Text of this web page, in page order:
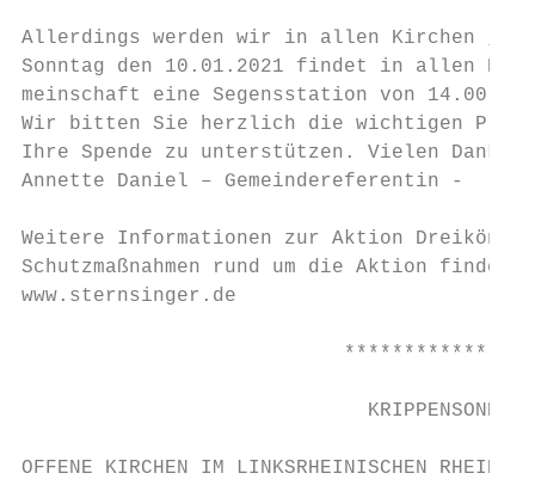
Allerdings werden wir in allen Kirchen
Sonntag den 10.01.2021 findet in allen
meinschaft eine Segensstation von 14.00
Wir bitten Sie herzlich die wichtigen
Ihre Spende zu unterstützen. Vielen Dank!
Annette Daniel – Gemeindereferentin -
Weitere Informationen zur Aktion
Schutzmaßnahmen rund um die Aktion finden
www.sternsinger.de
                             KRIPPENSONNTAG
OFFENE KIRCHEN IM LINKSRHEINISCHEN RHEIN-